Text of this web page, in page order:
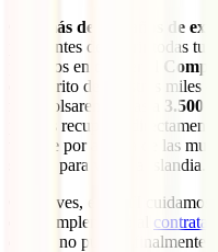
más de 135 años de
pendientes de cubrir todas
primeros en ofrecer el
el favorito de nuestros miles
reembolsaremos hasta 3.500
puedas recuperar
tu viaje por alguna de las
seguro para viajar a Islandia.
Como ves, en IATI cuidamos
este complemento al
de que no puedas finalmente